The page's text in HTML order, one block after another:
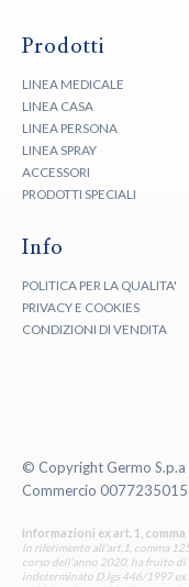
Prodotti
LINEA MEDICALE
LINEA CASA
LINEA PERSONA
LINEA SPRAY
ACCESSORI
PRODOTTI SPECIALI
Info
POLITICA PER LA QUALITA'
PRIVACY E COOKIES
CONDIZIONI DI VENDITA
© Copyright Germo
Commercio
Informazioni ex art. 1, comma
In riferimento all'art.1, comma
corso dell’anno 2020, ha fruito
indeterminato D.lgs 446/1997